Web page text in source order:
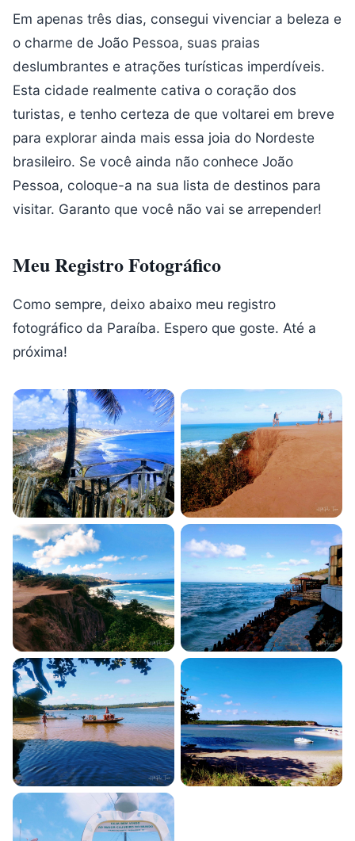
Em apenas três dias, consegui vivenciar a beleza e
o charme de João Pessoa, suas praias
deslumbrantes e atrações turísticas imperdíveis.
Esta cidade realmente cativa o coração dos
turistas, e tenho certeza de que voltarei em breve
para explorar ainda mais essa joia do Nordeste
brasileiro. Se você ainda não conhece João
Pessoa, coloque-a na sua lista de destinos para
visitar. Garanto que você não vai se arrepender!
Meu Registro Fotográfico
Como sempre, deixo abaixo meu registro
fotográfico da Paraíba. Espero que goste. Até a
próxima!